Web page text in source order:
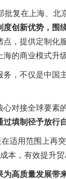
复在上海、北
创新优势，围
点，提供定制
的商业模式升级
，不仅是中国
对接全球要素
填制径予放行
在适用范围上再
本，有效提升贸
高质量发展带